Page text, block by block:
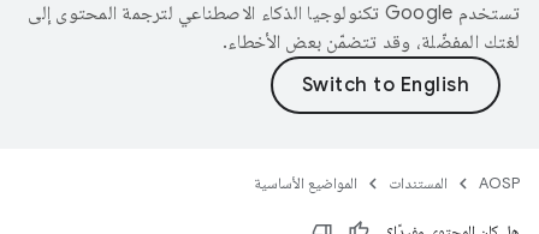
تستخدم Google تكنولوجيا الذكاء الاصطناعي لترجمة المحتوى إلى
لغتك المفضّلة، وقد تتضمّن بعض الأخطاء.
AOSP المستندات المواضيع الأساسية